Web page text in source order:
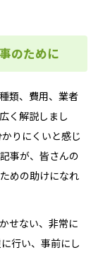
のために
類、費用、業者
く解説しまし
りにくいと感じ
事が、皆さんの
めの助けになれ
せない、非常に
行い、事前にし